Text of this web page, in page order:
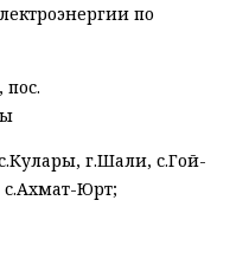
по
пос.
г.Шали, с.Гой-
Юрт;